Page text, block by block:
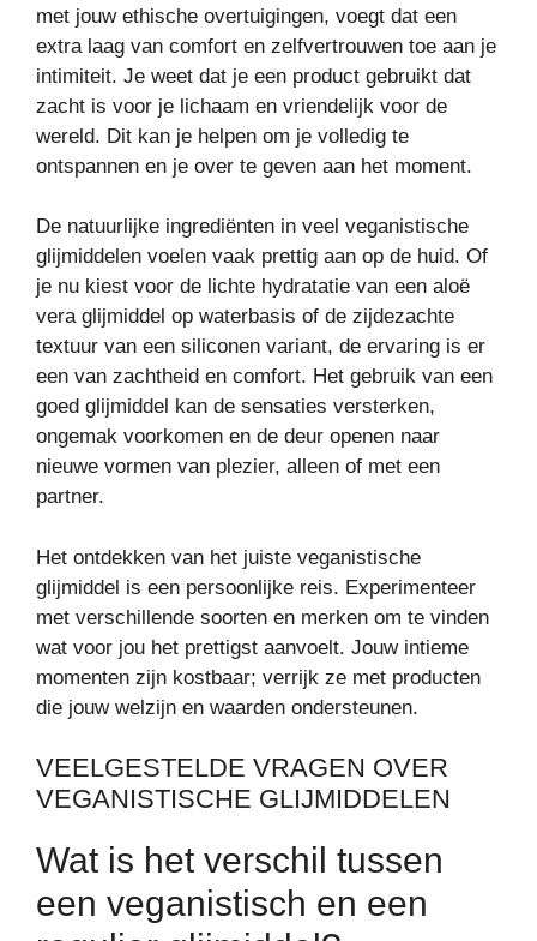
met jouw ethische overtuigingen, voegt dat een
extra laag van comfort en zelfvertrouwen toe aan je
intimiteit. Je weet dat je een product gebruikt dat
zacht is voor je lichaam en vriendelijk voor de
wereld. Dit kan je helpen om je volledig te
ontspannen en je over te geven aan het moment.
De natuurlijke ingrediënten in veel veganistische
glijmiddelen voelen vaak prettig aan op de huid. Of
je nu kiest voor de lichte hydratatie van een aloë
vera glijmiddel op waterbasis of de zijdezachte
textuur van een siliconen variant, de ervaring is er
een van zachtheid en comfort. Het gebruik van een
goed glijmiddel kan de sensaties versterken,
ongemak voorkomen en de deur openen naar
nieuwe vormen van plezier, alleen of met een
partner.
Het ontdekken van het juiste veganistische
glijmiddel is een persoonlijke reis. Experimenteer
met verschillende soorten en merken om te vinden
wat voor jou het prettigst aanvoelt. Jouw intieme
momenten zijn kostbaar; verrijk ze met producten
die jouw welzijn en waarden ondersteunen.
VEELGESTELDE VRAGEN OVER
VEGANISTISCHE GLIJMIDDELEN
Wat is het verschil tussen
een veganistisch en een